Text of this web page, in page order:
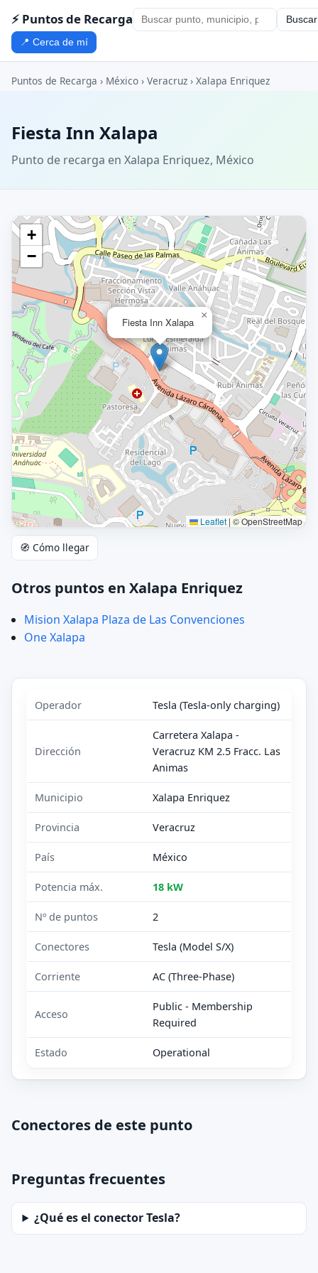
⚡ Puntos de Recarga Buscar
📍 Cerca de mí
Puntos de Recarga › México › Veracruz › Xalapa Enriquez
Fiesta Inn Xalapa
Punto de recarga en Xalapa Enriquez, México
Fiesta Inn Xalapa
×
+
−
Leaflet|© OpenStreetMap
🧭 Cómo llegar
Otros puntos en Xalapa Enriquez
Mision Xalapa Plaza de Las Convenciones
One Xalapa
Operador Tesla (Tesla-only charging)
Dirección
Carretera Xalapa -
Veracruz KM 2.5 Fracc. Las
Animas
Municipio Xalapa Enriquez
Provincia Veracruz
País México
Potencia máx. 18 kW
Nº de puntos 2
Conectores Tesla (Model S/X)
Corriente AC (Three-Phase)
Acceso
Public - Membership
Required
Estado Operational
Conectores de este punto
Preguntas frecuentes
¿Qué es el conector Tesla?